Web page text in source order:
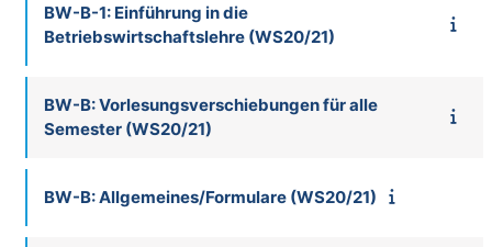
BW-B-1: Einführung in die
Betriebswirtschaftslehre (WS20/21)
BW-B: Vorlesungsverschiebungen für alle
Semester (WS20/21)
BW-B: Allgemeines/Formulare (WS20/21)